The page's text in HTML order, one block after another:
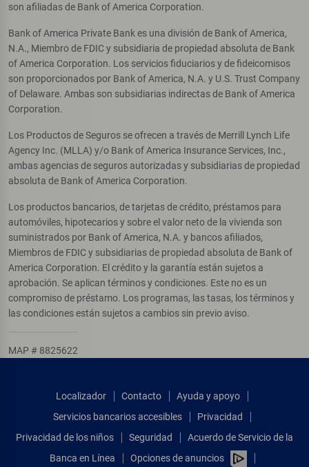
son afiliadas de Bank of America Corporation.
Bank of America Private Bank es una división de Bank of America,
N.A., Miembro de FDIC y subsidiaria de propiedad absoluta de Bank
of America Corporation. Los servicios fiduciarios y de fideicomisos
son proporcionados por Bank of America, N.A. y U.S. Trust Company
of Delaware. Ambas son subsidiarias indirectas de Bank of America
Corporation.
Los Productos de Seguros se ofrecen a través de Merrill Lynch Life
Agency Inc. (MLLA) y/o Bank of America Insurance Services, Inc.,
ambas agencias de seguros autorizadas y subsidiarias de propiedad
absoluta de Bank of America Corporation.
Los productos bancarios, de tarjetas de crédito, préstamos para
automóviles, hipotecarios y sobre el valor neto de la vivienda son
suministrados por Bank of America, N.A. y bancos afiliados,
Miembros de FDIC y subsidiarias de propiedad absoluta de Bank of
America Corporation. El crédito y la garantía están sujetos a
aprobación. Se aplican términos y condiciones. Este no es un
compromiso de préstamo. Los programas, las tasas, los términos y
las condiciones están sujetos a cambios sin previo aviso.
MAP # 8825622
Localizador Contacto
Ayuda y apoyo
Servicios bancarios accesibles
Privacidad
Privacidad de los niños
Seguridad
Acuerdo de Servicio de la
Banca en Línea
Opciones de anuncios